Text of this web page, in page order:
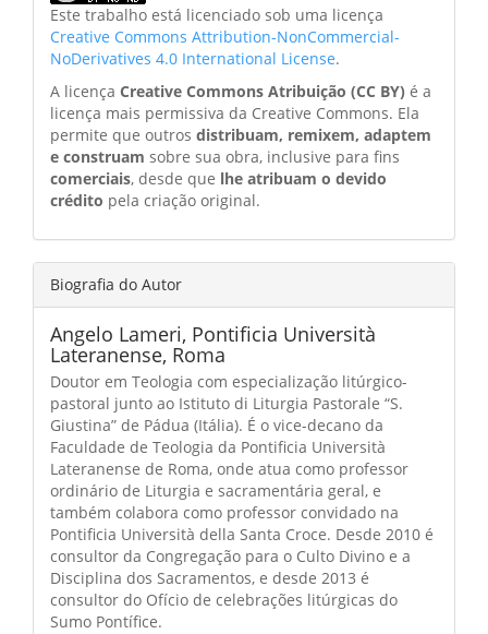
Este trabalho está licenciado sob uma licença
Creative Commons Attribution-NonCommercial-
NoDerivatives 4.0 International License.
A licença Creative Commons Atribuição (CC BY) é a
licença mais permissiva da Creative Commons. Ela
permite que outros distribuam, remixem, adaptem
e construam sobre sua obra, inclusive para fins
comerciais, desde que lhe atribuam o devido
crédito pela criação original.
Biografia do Autor
Angelo Lameri, Pontificia Università
Lateranense, Roma
Doutor em Teologia com especialização litúrgico-
pastoral junto ao Istituto di Liturgia Pastorale “S.
Giustina” de Pádua (Itália). É o vice-decano da
Faculdade de Teologia da Pontificia Università
Lateranense de Roma, onde atua como professor
ordinário de Liturgia e sacramentária geral, e
também colabora como professor convidado na
Pontificia Università della Santa Croce. Desde 2010 é
consultor da Congregação para o Culto Divino e a
Disciplina dos Sacramentos, e desde 2013 é
consultor do Ofício de celebrações litúrgicas do
Sumo Pontífice.